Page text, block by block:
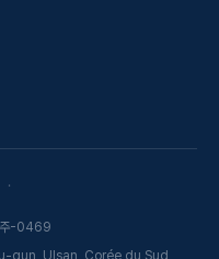
-0469
gun, Ulsan, Corée du Sud